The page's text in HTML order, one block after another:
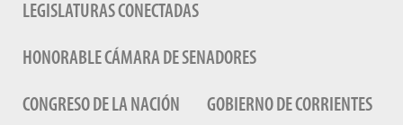
LEGISLATURAS CONECTADAS
HONORABLE CÁMARA DE SENADORES
CONGRESO DE LA NACIÓN GOBIERNO DE CORRIENTES